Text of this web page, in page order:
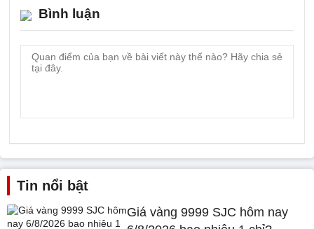
Bình luận
Tin nổi bật
Giá vàng 9999 SJC hôm nay